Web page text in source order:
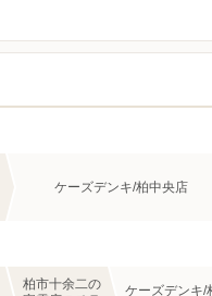
ケーズデンキ/柏中央店
柏市十余二の
ケーズデンキ/